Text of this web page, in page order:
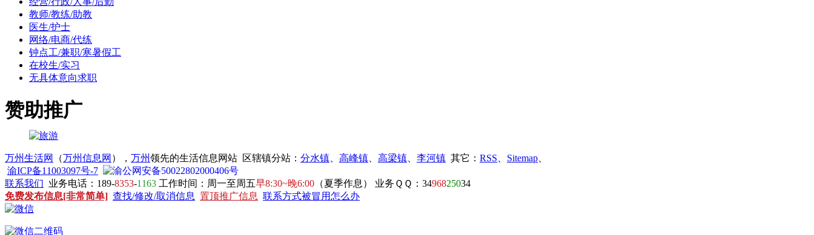
教师/教练/助教
医生/护士
网络/电商/代练
钟点工/兼职/寒暑假工
在校生/实习
无具体意向求职
赞助推广
万州生活网 （万州信息网 ）， 万州领先的生活信息网站 区辖镇分站： 分水镇 高峰镇 高梁镇 李河镇 其它： RSS Sitemap
渝ICP备11003097号-7
渝公网安备50022802000406号
联系我们 业务电话：189-8353-1163 工作时间：周一至周五早8:30~晚6:00 （夏季作息） 业务ＱＱ：3496825034
免费发布信息[非常简单] 查找/修改/取消信息 置顶推广信息 联系方式被冒用怎么办